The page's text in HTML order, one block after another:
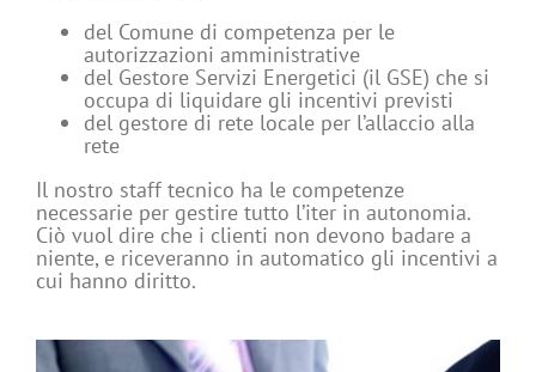
del Comune di competenza per le
autorizzazioni amministrative
del Gestore Servizi Energetici (il GSE) che si
occupa di liquidare gli incentivi previsti
del gestore di rete locale per l’allaccio alla
rete
Il nostro staff tecnico ha le competenze
necessarie per gestire tutto l’iter in autonomia.
Ciò vuol dire che i clienti non devono badare a
niente, e riceveranno in automatico gli incentivi a
cui hanno diritto.